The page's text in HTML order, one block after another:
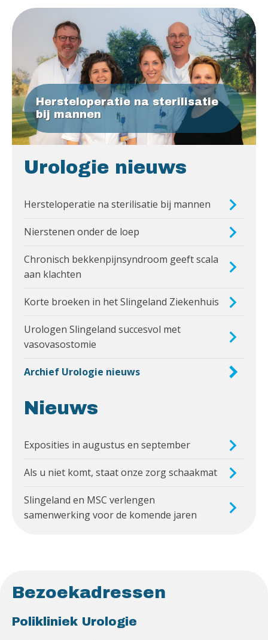
Hersteloperatie na sterilisatie
bij mannen
Urologie nieuws
Hersteloperatie na sterilisatie bij mannen
Nierstenen onder de loep
Chronisch bekkenpijnsyndroom geeft scala
aan klachten
Korte broeken in het Slingeland Ziekenhuis
Urologen Slingeland succesvol met
vasovasostomie
Archief Urologie nieuws
Nieuws
Exposities in augustus en september
Als u niet komt, staat onze zorg schaakmat
Slingeland en MSC verlengen
samenwerking voor de komende jaren
Bezoekadressen
Polikliniek Urologie